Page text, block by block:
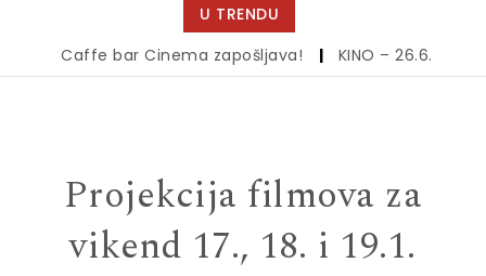
U TRENDU
Caffe bar Cinema zapošljava! | KINO – 26.6. |
Projekcija filmova za
vikend 17., 18. i 19.1.